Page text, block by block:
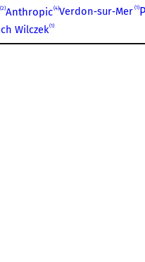
2 Anthropic 4 Verdon‑sur‑Mer 1
Wilczek 1